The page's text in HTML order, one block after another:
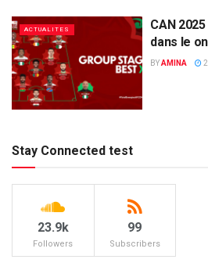
ACTUALITES
CAN
dans le
BYAMINA
Stay Connected test
23.9k
Followers
99
Subscribers